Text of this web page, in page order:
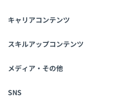
キャリアコンテンツ
転職・キャリア
スキルアップコンテンツ
学習
メディア・その他
Tech Team Journal
SNS